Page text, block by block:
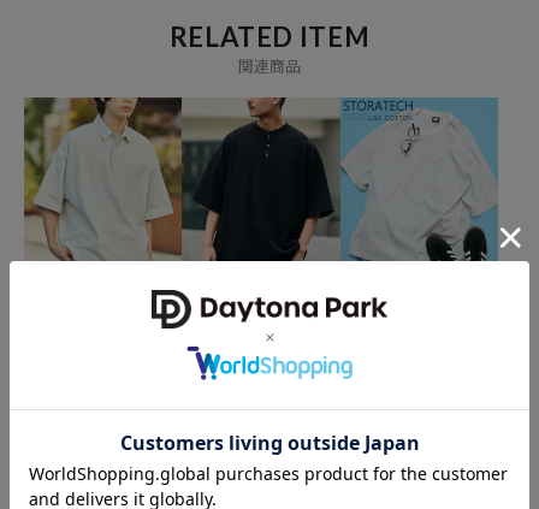
RELATED ITEM
関連商品
9オンス Heavyweight ビ
FREAK'S STORE
9オンス Heavyweight ビ
ッグシルエット ヘンリー
ネックTシャツ/ヘビーウ
ェイト 【限定展開】
2,699円 40%OFF
FREAK'S STORE
STORATECH/ストラテッ
制菌/UVカット/接触冷感/
2,754